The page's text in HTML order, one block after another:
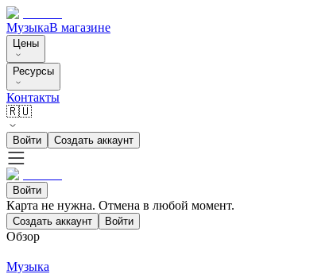
МузыкаВ магазине
Цены
Ресурсы
Контакты
🇷🇺
Войти Создать аккаунт
Войти
Карта не нужна. Отмена в любой момент.
Создать аккаунт Войти
Обзор
Музыка